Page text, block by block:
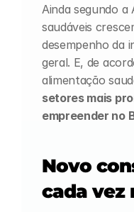
Ainda segundo
saudáveis
desempenho da
geral. E, de
alimentação
setores mais
empreender no
Novo
cada vez